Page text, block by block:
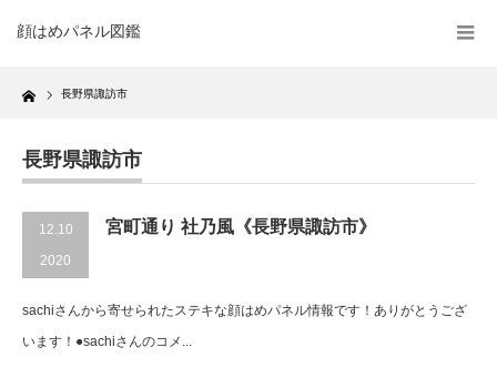
顔はめパネル図鑑
Home 長野県諏訪市
長野県諏訪市
12.10
2020
宮町通り 社乃風《長野県諏訪市》
sachiさんから寄せられたステキな顔はめパネル情報です！ありがとうござ
います！●sachiさんのコメ...